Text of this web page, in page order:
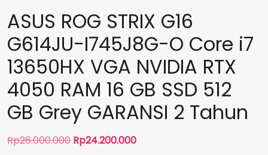
ASUS ROG STRIX G16
G614JU-I745J8G-O Core i7
13650HX VGA NVIDIA RTX
4050 RAM 16 GB SSD 512
GB Grey GARANSI 2 Tahun
Rp26.000.000 Harga
Rp24.200.000Harga